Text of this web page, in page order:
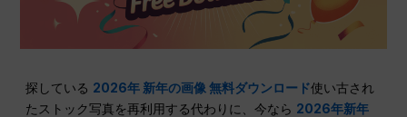
探している 2026年 新年の画像 無料ダウンロード使い古され
たストック写真を再利用する代わりに、今なら 2026年新年